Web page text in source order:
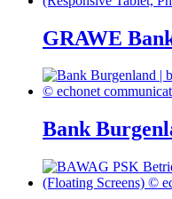
GRAWE
Bank